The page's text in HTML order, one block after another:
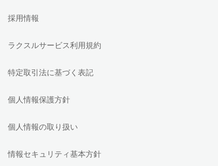
採用情報
ラクスルサービス利用規約
特定取引法に基づく表記
個人情報保護方針
個人情報の取り扱い
情報セキュリティ基本方針